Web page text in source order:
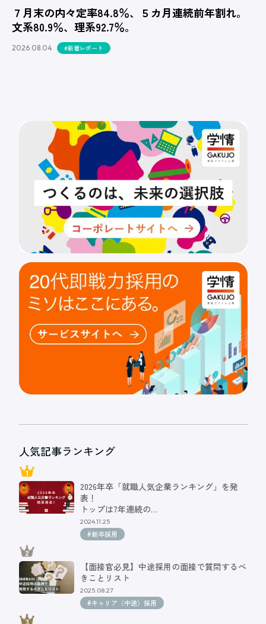
７月末の内々定率84.8％、５カ月連続前年割れ。
文系80.9％、理系92.7％。
2026.08.04 #新着レポート
人気記事ランキング
2026年卒「就職人気企業ランキング」を発
表！
トップは7年連続の…
2024.11.25
#新卒採用
【面接官必見】中途採用の面接で質問するべ
きことリスト
2025.08.27
#キャリア（中途）採用